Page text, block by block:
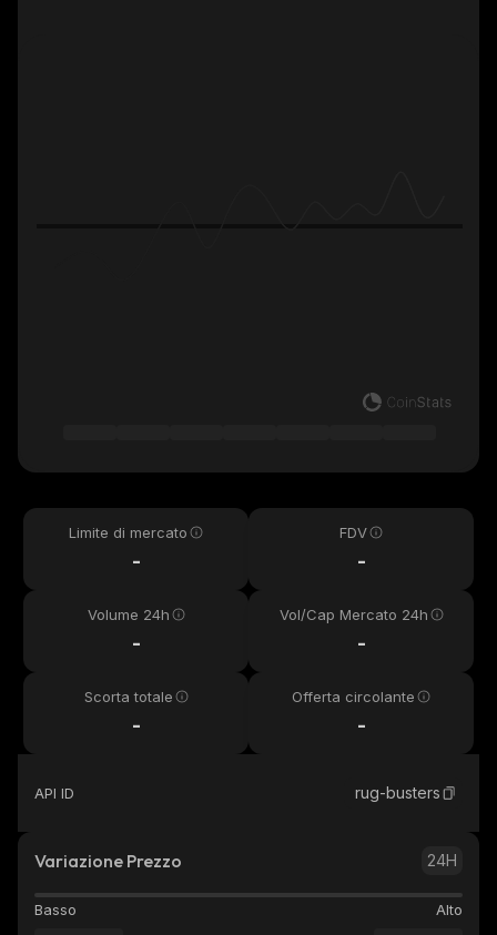
Limite di mercato
-
FDV
-
Volume 24h
-
Vol/Cap Mercato 24h
-
Scorta totale
-
Offerta circolante
-
API ID rug-busters
Variazione Prezzo 24H
Basso Alto